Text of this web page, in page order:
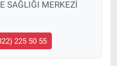
SAĞLIĞI MERKEZİ
225 50 55